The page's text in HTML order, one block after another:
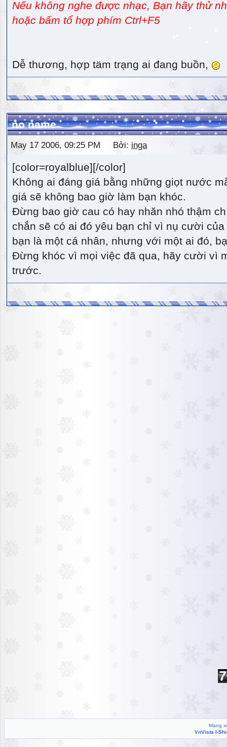
Nếu không nghe được nhạc, Bạn hãy thử
hoặc bấm tổ hợp phím Ctrl+F5
Dễ thương, hợp tâm trạng ai đang buồn,
no name
May 17 2006, 09:25 PM Bởi: inga
[color=royalblue][/color]
Không ai đáng giá bằng những giọt nước
giá sẽ không bao giờ làm bạn khóc.
Đừng bao giờ cau có hay nhăn nhó thậm
chắn sẽ có ai đó yêu bạn chỉ vì nụ cười
bạn là một cá nhân, nhưng với một ai đó,
Đừng khóc vì mọi việc đã qua, hãy cười vì
trước.
Mạng
VnVista I-